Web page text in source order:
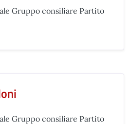
Gruppo consiliare Partito
Gruppo consiliare Partito